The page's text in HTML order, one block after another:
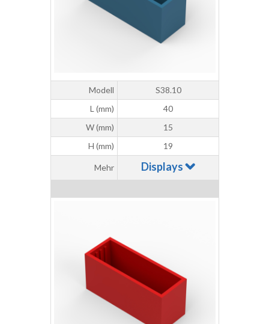
Modell
S38.10
L (mm)
40
W (mm)
15
H (mm)
19
Mehr Displays